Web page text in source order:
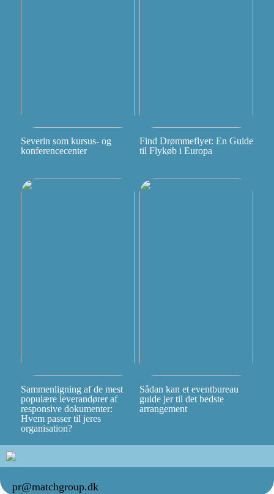
Severin som kursus- og
konferencecenter
Find Drømmeflyet: En Guide
til Flykøb i Europa
Sammenligning af de mest
populære leverandører af
responsive dokumenter:
Hvem passer til jeres
organisation?
Sådan kan et eventbureau
guide jer til det bedste
arrangement
pr@matchgroup.dk